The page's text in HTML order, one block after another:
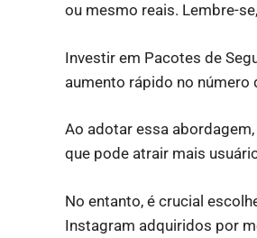
ou mesmo reais. Lembre-
Investir em Pacotes de
aumento rápido no
Ao adotar essa
que pode atrair mais
No entanto, é crucial
Instagram adquiridos por